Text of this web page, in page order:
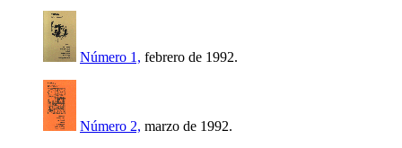
Número 1, febrero de 1992.
Número 2, marzo de 1992.